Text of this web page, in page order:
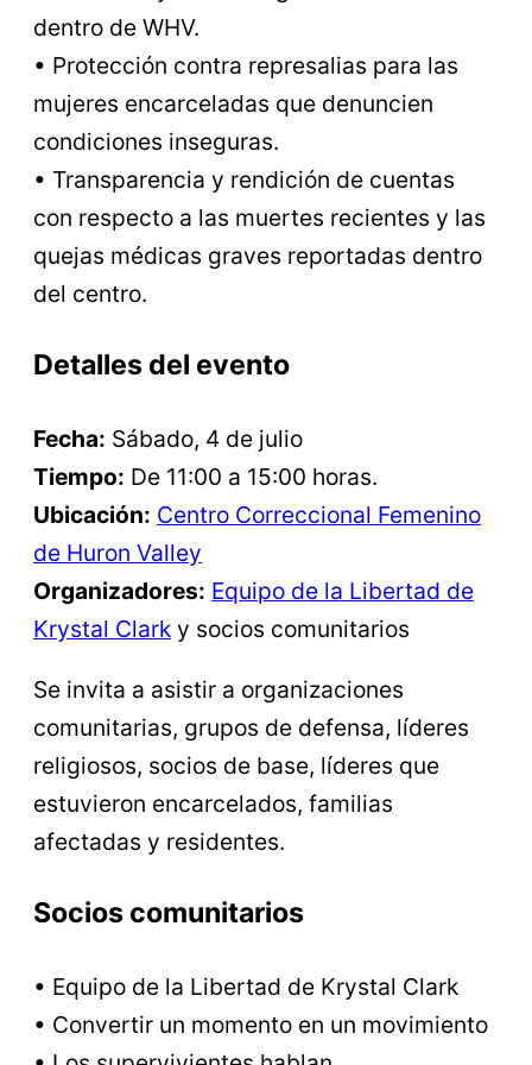
dentro de WHV.
• Protección contra represalias para las
mujeres encarceladas que denuncien
condiciones inseguras.
• Transparencia y rendición de cuentas
con respecto a las muertes recientes y las
quejas médicas graves reportadas dentro
del centro.
Detalles del evento
Fecha: Sábado, 4 de julio
Tiempo: De 11:00 a 15:00 horas.
Ubicación: Centro Correccional Femenino
de Huron Valley
Organizadores: Equipo de la Libertad de
Krystal Clark y socios comunitarios
Se invita a asistir a organizaciones
comunitarias, grupos de defensa, líderes
religiosos, socios de base, líderes que
estuvieron encarcelados, familias
afectadas y residentes.
Socios comunitarios
• Equipo de la Libertad de Krystal Clark
• Convertir un momento en un movimiento